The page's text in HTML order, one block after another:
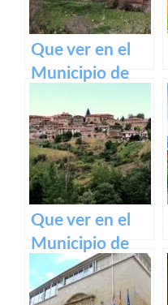
Que ver en el
Municipio de
Cameros de La
Rioja
Que ver en el
Municipio de
Lumbreras de
Cameros de La